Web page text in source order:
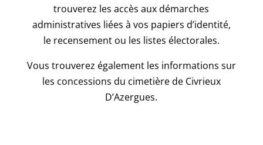
trouverez les accès aux démarches
administratives liées à vos papiers d’identité,
le recensement ou les listes électorales.
Vous trouverez également les informations sur
les concessions du cimetière de Civrieux
D’Azergues.